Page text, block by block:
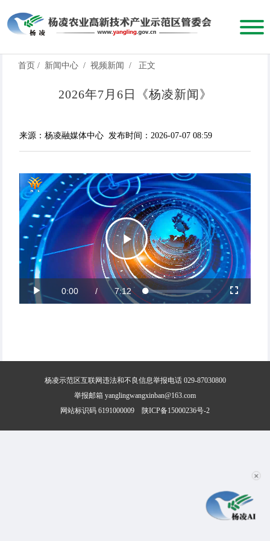
首页 / 新闻中心 / 视频新闻 / 正文
2026年7月6日《杨凌新闻》
来源：杨凌融媒体中心 发布时间：2026-07-07 08:59
Play
Video
Play Current
0:00 / Duration
7:12 Loaded:
2.48%
Fullscreen
杨凌示范区互联网违法和不良信息举报电话 029-87030800
举报邮箱 yanglingwangxinban@163.com
网站标识码 6191000009
陕ICP备15000236号-2
✕